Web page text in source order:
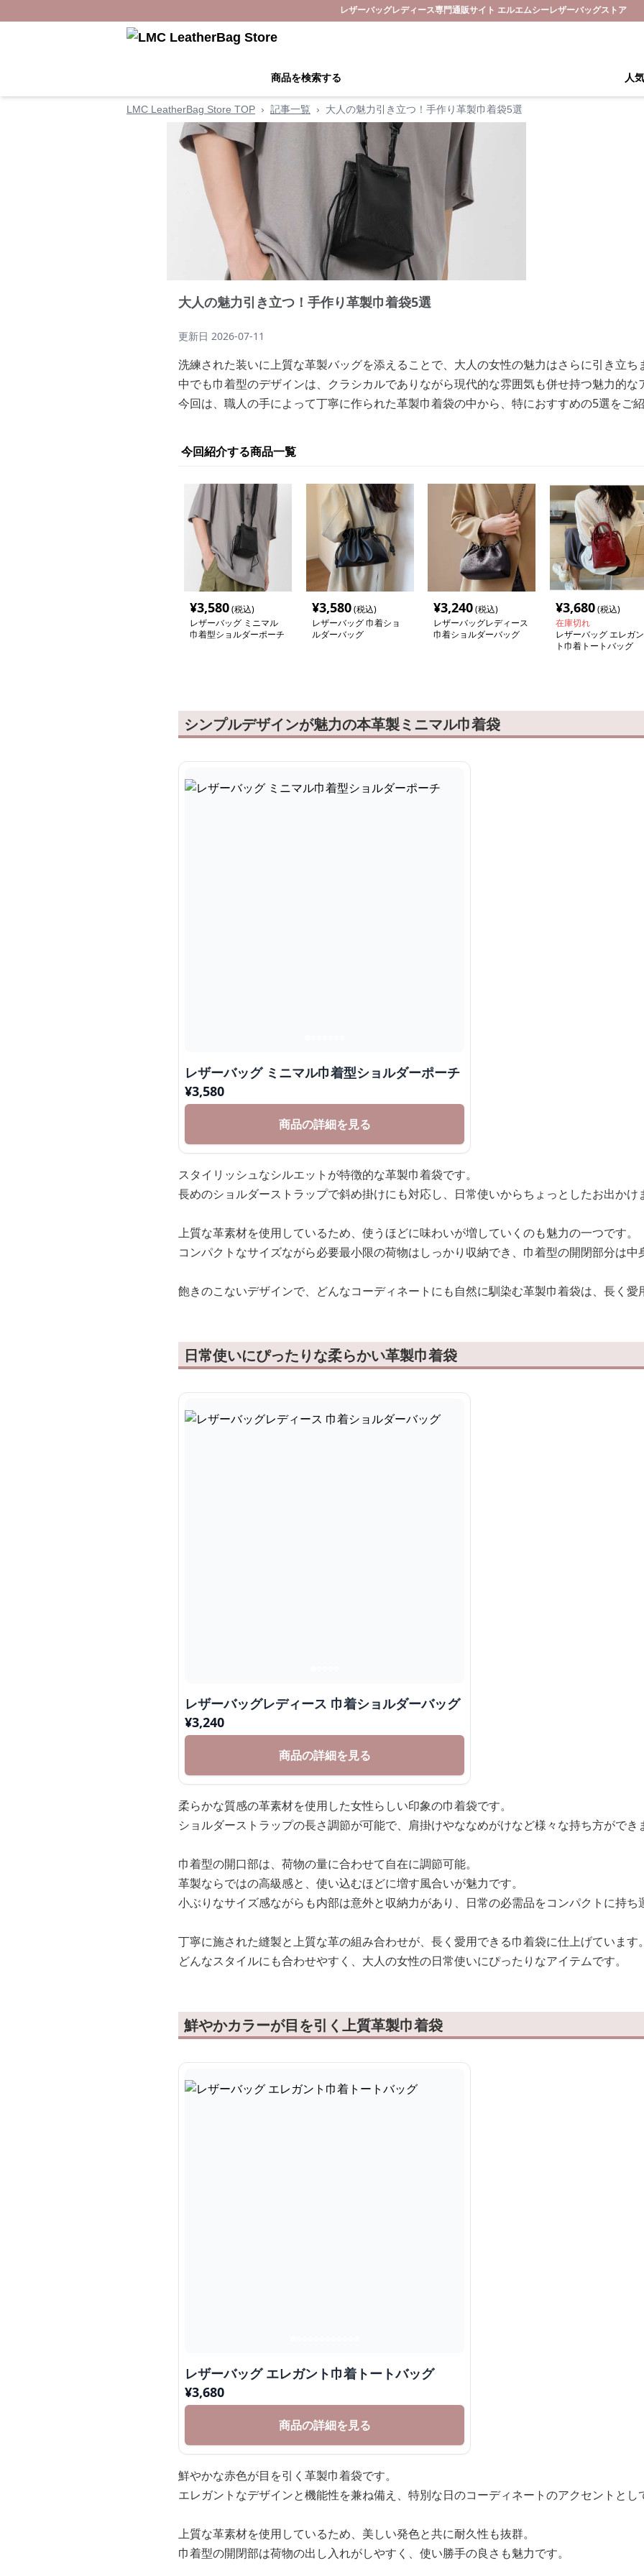
レザーバッグレディース専門通販サイト エルエムシーレザーバッグストア
商品を検索する 人
LMC LeatherBag Store TOP › 記事一覧 › 大人の魅力引き立つ！手作り革製巾着袋5選
大人の魅力引き立つ！手作り革製巾着袋5選
更新日 2026-07-11
洗練された装いに上質な革製バッグを添えることで、大人の女性の魅力はさらに引き立ち
中でも巾着型のデザインは、クラシカルでありながら現代的な雰囲気も併せ持つ魅力的な
今回は、職人の手によって丁寧に作られた革製巾着袋の中から、特におすすめの5選をご紹
今回紹介する商品一覧
¥3,580(税込)
レザーバッグ ミニマル
巾着型ショルダーポーチ
¥3,580(税込)
レザーバッグ 巾着ショ
ルダーバッグ
¥3,240(税込)
レザーバッグレディース
巾着ショルダーバッグ
¥3,680(税込)
在庫切れ
レザーバッグ エレガン
ト巾着トートバッグ
シンプルデザインが魅力の本革製ミニマル巾着袋
レザーバッグ ミニマル巾着型ショルダーポーチ
¥3,580
商品の詳細を見る
スタイリッシュなシルエットが特徴的な革製巾着袋です。
長めのショルダーストラップで斜め掛けにも対応し、日常使いからちょっとしたお出かけ
上質な革素材を使用しているため、使うほどに味わいが増していくのも魅力の一つです。
コンパクトなサイズながら必要最小限の荷物はしっかり収納でき、巾着型の開閉部分は中
飽きのこないデザインで、どんなコーディネートにも自然に馴染む革製巾着袋は、長く愛
日常使いにぴったりな柔らかい革製巾着袋
レザーバッグレディース 巾着ショルダーバッグ
¥3,240
商品の詳細を見る
柔らかな質感の革素材を使用した女性らしい印象の巾着袋です。
ショルダーストラップの長さ調節が可能で、肩掛けやななめがけなど様々な持ち方ができ
巾着型の開口部は、荷物の量に合わせて自在に調節可能。
革製ならではの高級感と、使い込むほどに増す風合いが魅力です。
小ぶりなサイズ感ながらも内部は意外と収納力があり、日常の必需品をコンパクトに持ち
丁寧に施された縫製と上質な革の組み合わせが、長く愛用できる巾着袋に仕上げています。
どんなスタイルにも合わせやすく、大人の女性の日常使いにぴったりなアイテムです。
鮮やかカラーが目を引く上質革製巾着袋
レザーバッグ エレガント巾着トートバッグ
¥3,680
商品の詳細を見る
鮮やかな赤色が目を引く革製巾着袋です。
エレガントなデザインと機能性を兼ね備え、特別な日のコーディネートのアクセントとし
上質な革素材を使用しているため、美しい発色と共に耐久性も抜群。
巾着型の開閉部は荷物の出し入れがしやすく、使い勝手の良さも魅力です。